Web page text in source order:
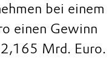
bei einem
einen Gewinn
Mrd. Euro.